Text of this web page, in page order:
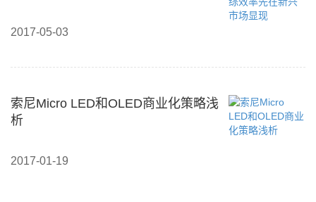
2017-05-03
索尼Micro LED和OLED商业化策略浅
析
2017-01-19